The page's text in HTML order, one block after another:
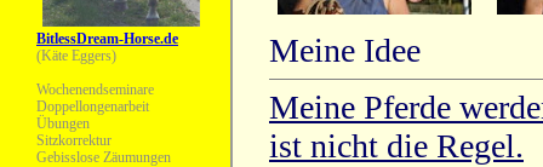
BitlessDream-Horse.de
(Käte Eggers)
Wochenendseminare
Doppellongenarbeit
Übungen
Sitzkorrektur
Gebisslose Zäumungen